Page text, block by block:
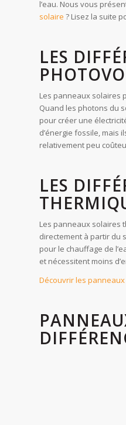
l’eau. Nous vous
solaire ? Lisez la suite
LES
Les panneaux solaires
Quand les photons du
pour créer une
d’énergie fossile, mais
relativement peu
LES
Les panneaux solaires
directement à partir du
pour le chauffage de
et nécessitent moins
Découvrir les